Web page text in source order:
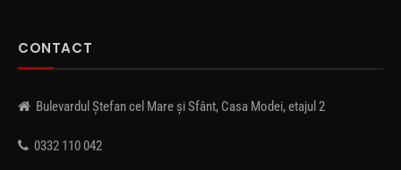
CONTACT
Bulevardul Ștefan cel Mare și Sfânt, Casa Modei, etajul 2
0332 110 042